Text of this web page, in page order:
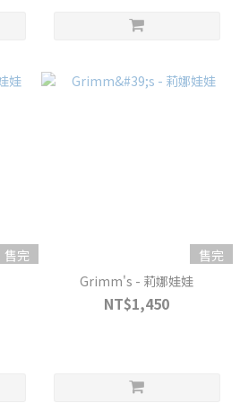
售完
售完
Grimm's - 莉娜娃娃
NT$1,450